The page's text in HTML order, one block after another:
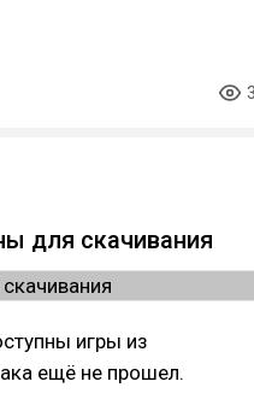
для скачивания
игры из
ещё не прошел.